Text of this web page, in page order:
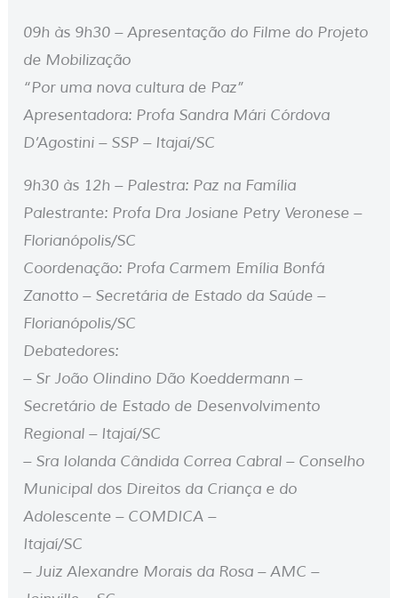
09h às 9h30 – Apresentação do Filme do Projeto
de Mobilização
“Por uma nova cultura de Paz”
Apresentadora: Profa Sandra Mári Córdova
D’Agostini – SSP – Itajaí/SC
9h30 às 12h – Palestra: Paz na Família
Palestrante: Profa Dra Josiane Petry Veronese –
Florianópolis/SC
Coordenação: Profa Carmem Emília Bonfá
Zanotto – Secretária de Estado da Saúde –
Florianópolis/SC
Debatedores:
– Sr João Olindino Dão Koeddermann –
Secretário de Estado de Desenvolvimento
Regional – Itajaí/SC
– Sra Iolanda Cândida Correa Cabral – Conselho
Municipal dos Direitos da Criança e do
Adolescente – COMDICA –
Itajaí/SC
– Juiz Alexandre Morais da Rosa – AMC –